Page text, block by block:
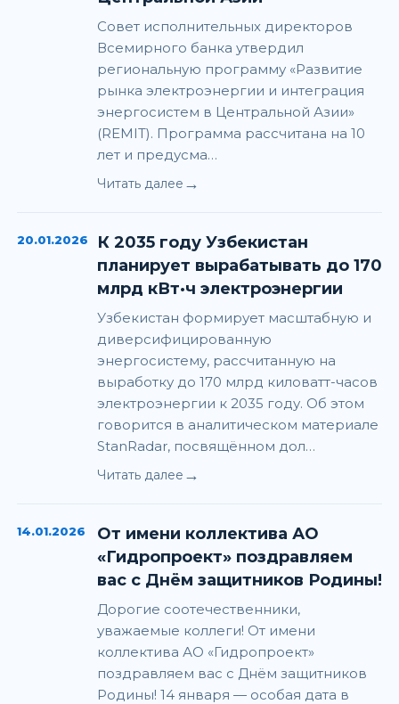
Совет исполнительных директоров
Всемирного банка утвердил
региональную программу «Развитие
рынка электроэнергии и интеграция
энергосистем в Центральной Азии»
(REMIT). Программа рассчитана на 10
лет и предусма…
Читать далее →
20.01.2026
К 2035 году Узбекистан
планирует вырабатывать до 170
млрд кВт·ч электроэнергии
Узбекистан формирует масштабную и
диверсифицированную
энергосистему, рассчитанную на
выработку до 170 млрд киловатт-часов
электроэнергии к 2035 году. Об этом
говорится в аналитическом материале
StanRadar, посвящённом дол…
Читать далее →
14.01.2026
От имени коллектива АО
«Гидропроект» поздравляем
вас с Днём защитников Родины!
Дорогие соотечественники,
уважаемые коллеги! От имени
коллектива АО «Гидропроект»
поздравляем вас с Днём защитников
Родины! 14 января — особая дата в